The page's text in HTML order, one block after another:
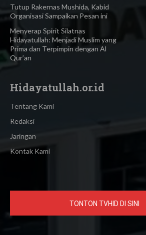
Tutup Rakernas Mushida, Kabid
Organisasi Sampaikan Pesan ini
Menyerap Spirit Silatnas
Hidayatullah: Menjadi Muslim yang
Prima dan Terpimpin dengan Al
Qur’an
Hidayatullah.or.id
Tentang Kami
Redaksi
Jaringan
Kontak Kami
TONTON TVHID DI SINI